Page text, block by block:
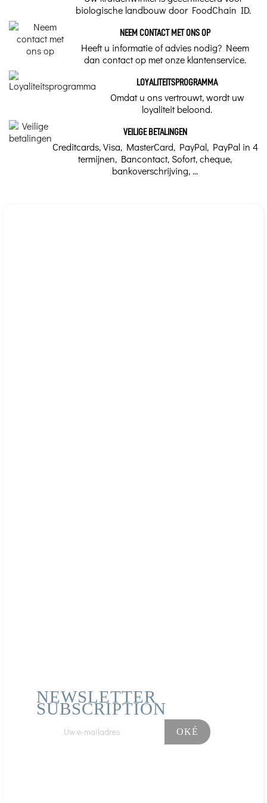
Doses per injectieflacon
100 ml
Traditioneel gebruik
Volwassenen: 2 ml (1 lepel) 1 tot 2 keer per dag. Kinderen
vanaf 35 kg: 1 ml (1/2 lepel) 1 tot 2 keer per dag.
Anti-veroudering, Immuniteit, Oogbescherming
Merk
belangrijkste chakra's.
Het is het chakra dat
Daarom zorgt het
wortelchakra ervoor
dat we geaard zijn en
onze stabiliteit
behouden.
BIOLIGO-preparaten -
Sporenelementen
sporenelementen in
geïoniseerde vorm, de enige
vorm die direct
assimileerbaar is en daarom
effectief voor een snel
functioneel herstel. Elk van
deze preparaten biedt een
biologische landbouw door FoodChain ID.
NEEM CONTACT MET ONS OP
Heeft u informatie of advies nodig? Neem
dan contact op met onze klantenservice.
LOYALITEITSPROGRAMMA
Omdat u ons vertrouwt, wordt uw
loyaliteit beloond.
VEILIGE BETALINGEN
Creditcards, Visa, MasterCard, PayPal, PayPal in 4
termijnen, Bancontact, Sofort, cheque,
bankoverschrijving, ...
NEWSLETTER
SUBSCRIPTION